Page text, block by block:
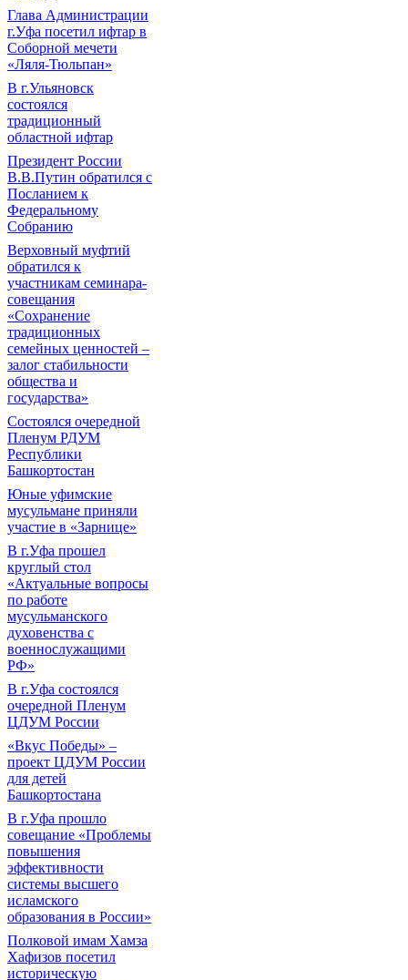
Глава Администрации
г.Уфа посетил ифтар в
Соборной мечети
«Ляля-Тюльпан»
В г.Ульяновск
состоялся
традиционный
областной ифтар
Президент России
В.В.Путин обратился с
Посланием к
Федеральному
Собранию
Верховный муфтий
обратился к
участникам семинара-
совещания
«Сохранение
традиционных
семейных ценностей –
залог стабильности
общества и
государства»
Состоялся очередной
Пленум РДУМ
Республики
Башкортостан
Юные уфимские
мусульмане приняли
участие в «Зарнице»
В г.Уфа прошел
круглый стол
«Актуальные вопросы
по работе
мусульманского
духовенства с
военнослужащими
РФ»
В г.Уфа состоялся
очередной Пленум
ЦДУМ России
«Вкус Победы» –
проект ЦДУМ России
для детей
Башкортостана
В г.Уфа прошло
совещание «Проблемы
повышения
эффективности
системы высшего
исламского
образования в России»
Полковой имам Хамза
Хафизов посетил
историческую